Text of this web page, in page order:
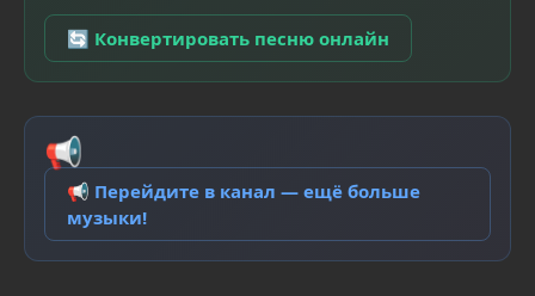
🔄 Конвертировать песню онлайн
📢
📢 Перейдите в канал — ещё больше
музыки!